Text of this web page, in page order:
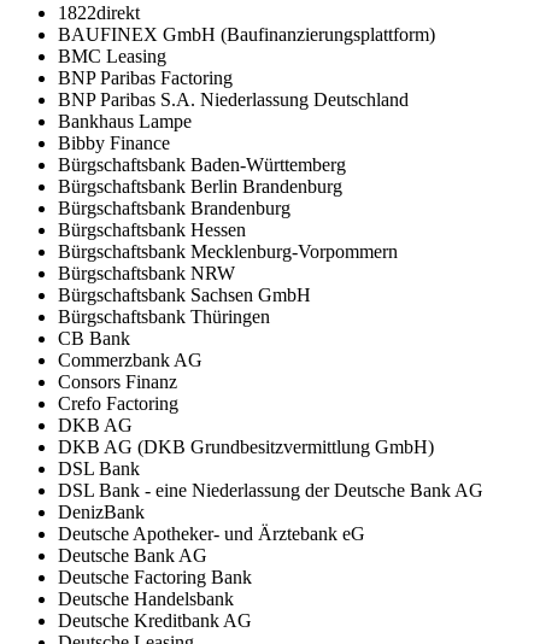
1822direkt
BAUFINEX GmbH (Baufinanzierungsplattform)
BMC Leasing
BNP Paribas Factoring
BNP Paribas S.A. Niederlassung Deutschland
Bankhaus Lampe
Bibby Finance
Bürgschaftsbank Baden-Württemberg
Bürgschaftsbank Berlin Brandenburg
Bürgschaftsbank Brandenburg
Bürgschaftsbank Hessen
Bürgschaftsbank Mecklenburg-Vorpommern
Bürgschaftsbank NRW
Bürgschaftsbank Sachsen GmbH
Bürgschaftsbank Thüringen
CB Bank
Commerzbank AG
Consors Finanz
Crefo Factoring
DKB AG
DKB AG (DKB Grundbesitzvermittlung GmbH)
DSL Bank
DSL Bank - eine Niederlassung der Deutsche Bank AG
DenizBank
Deutsche Apotheker- und Ärztebank eG
Deutsche Bank AG
Deutsche Factoring Bank
Deutsche Handelsbank
Deutsche Kreditbank AG